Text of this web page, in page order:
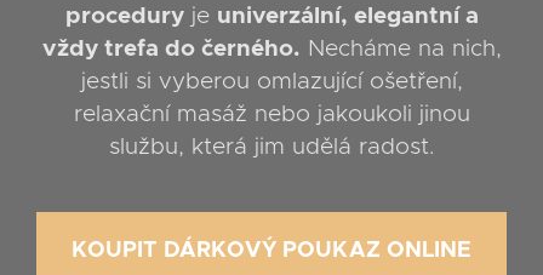
proceduryje univerzální, elegantní a
vždy trefa do černého. Necháme na nich,
jestli si vyberou omlazující ošetření,
relaxační masáž nebo jakoukoli jinou
službu, která jim udělá radost.
KOUPIT DÁRKOVÝ POUKAZ ONLINE